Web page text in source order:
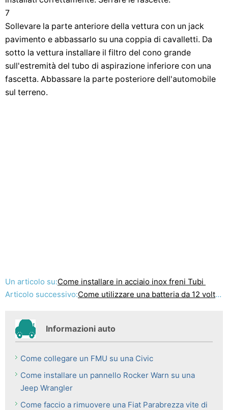
7
Sollevare la parte anteriore della vettura con un jack
pavimento e abbassarlo su una coppia di cavalletti. Da
sotto la vettura installare il filtro del cono grande
sull'estremità del tubo di aspirazione inferiore con una
fascetta. Abbassare la parte posteriore dell'automobile
sul terreno.
Un articolo su:Come installare in acciaio inox freni Tubi
Articolo successivo:Come utilizzare una batteria da 12 volt a Run Appliances
Informazioni auto
Come collegare un FMU su una Civic
Come installare un pannello Rocker Warn su una
Jeep Wrangler
Come faccio a rimuovere una Fiat Parabrezza vite di